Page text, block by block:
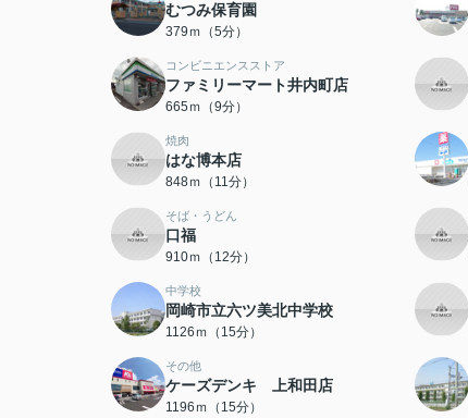
むつみ保育園
379ｍ（5分）
コンビニエンスストア
ファミリーマート井内町店
665ｍ（9分）
焼肉
はな博本店
848ｍ（11分）
そば・うどん
口福
910ｍ（12分）
中学校
岡崎市立六ツ美北中学校
1126ｍ（15分）
その他
ケーズデンキ 上和田店
1196ｍ（15分）